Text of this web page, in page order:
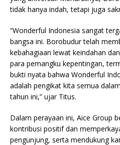
tidak hanya indah, tetapi juga
“Wonderful Indonesia sangat
bangsa ini. Borobudur telah
kebahagiaan lewat keindahan
para pemangku kepentingan,
bukti nyata bahwa Wonderful
adalah pengikat kita semua
tahun ini,” ujar Titus.
Dalam perayaan ini, Aice Group
kontribusi positif dan
pengunjung, serta mendukung